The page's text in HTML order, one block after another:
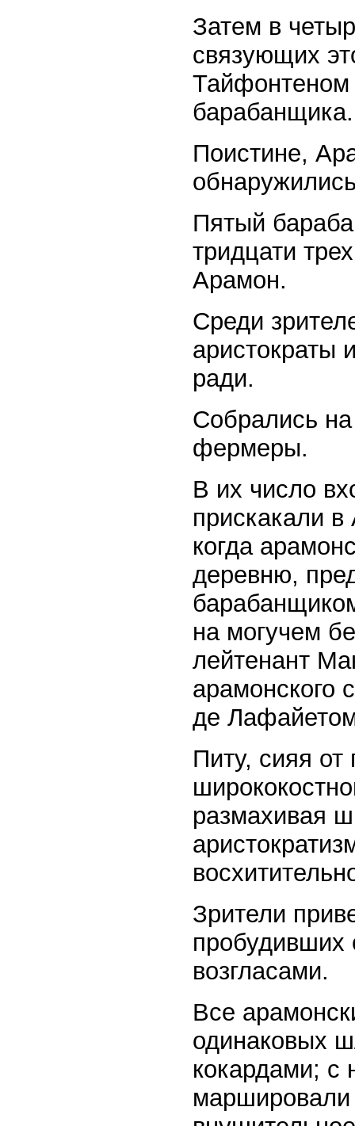
Затем в
связующих
Тайфонтеном
барабанщика.
Поистине,
Пятый
тридцати
Арамон.
Среди
аристократы
ради.
Собрались
фермеры.
В их число
прискакали
когда
деревню,
на могучем
лейтенант
арамонского
де
Питу, сияя от
размахивая
Зрители
пробудивших
возгласами.
Все
одинаковых
кокардами;
маршировали